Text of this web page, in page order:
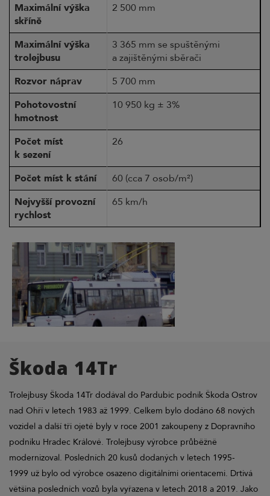
Maximální výška
skříně
2 500 mm
Maximální výška
trolejbusu
3 365 mm se spuštěnými
a zajištěnými sběrači
Rozvor náprav
5 700 mm
Pohotovostní
hmotnost
10 950 kg ± 3%
Počet míst
k sezení
26
Počet míst k stání
60 (cca 7 osob/m²)
Nejvyšší provozní
rychlost
65 km/h
Škoda 14Tr
Trolejbusy Škoda 14Tr dodával do Pardubic podnik Škoda Ostrov
nad Ohří v letech 1983 až 1999. Celkem bylo dodáno 68 nových
vozidel a další tři ojeté byly v roce 2001 zakoupeny z Dopravního
podniku Hradec Králové. Trolejbusy výrobce průběžně
modernizoval. Posledních 20 kusů dodaných v letech 1995-
1999 už bylo od výrobce osazeno digitálními orientacemi. Drtivá
většina posledních vozů byla vyřazena v letech 2018 a 2019. Jako